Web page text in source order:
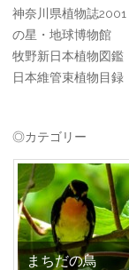
神奈川県植物誌
の星・地球博物館
牧野新日本植物図
日本維管束植物目
◎カテゴリー
まちだの鳥